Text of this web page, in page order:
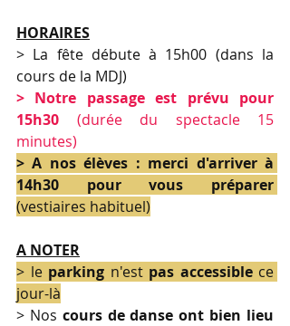
HORAIRES
> La fête débute à 15h00 (dans la
cours de la MDJ)
> Notre passage est prévu pour
15h30 (durée du spectacle 15
minutes)
> A nos élèves : merci d'arriver à
14h30 pour vous préparer
(vestiaires habituel)
A NOTER
> le parking n'est pas accessible ce
jour-là
> Nos cours de danse ont bien lieu